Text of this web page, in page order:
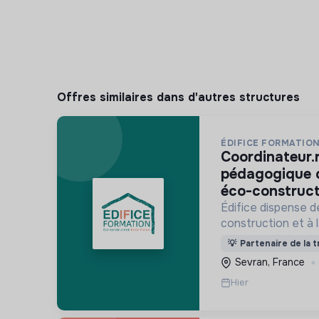
Offres similaires dans d'autres structures
ÉDIFICE FORMATION
coordinateur.rice technique et
pédagogique
éco-
Édifice dispense
construction et à
et au réemploi
formations
activité et des
💡 Partenaire de la
Sevran, France
Hier